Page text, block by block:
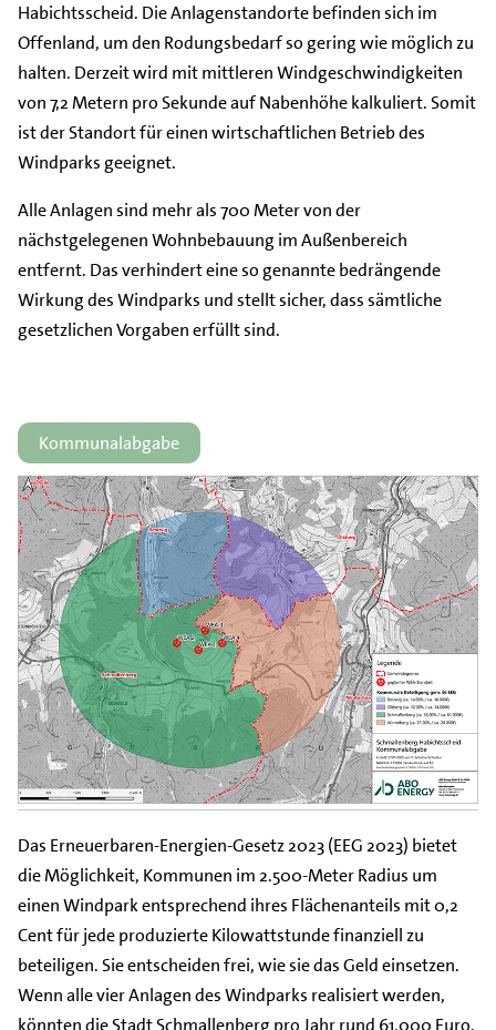
Habichtsscheid. Die Anlagenstandorte befinden sich im
Offenland, um den Rodungsbedarf so gering wie möglich zu
halten. Derzeit wird mit mittleren Windgeschwindigkeiten
von 7,2 Metern pro Sekunde auf Nabenhöhe kalkuliert. Somit
ist der Standort für einen wirtschaftlichen Betrieb des
Windparks geeignet.
Alle Anlagen sind mehr als 700 Meter von der
nächstgelegenen Wohnbebauung im Außenbereich
entfernt. Das verhindert eine so genannte bedrängende
Wirkung des Windparks und stellt sicher, dass sämtliche
gesetzlichen Vorgaben erfüllt sind.
Kommunalabgabe
Das Erneuerbaren-Energien-Gesetz 2023 (EEG 2023) bietet
die Möglichkeit, Kommunen im 2.500-Meter Radius um
einen Windpark entsprechend ihres Flächenanteils mit 0,2
Cent für jede produzierte Kilowattstunde finanziell zu
beteiligen. Sie entscheiden frei, wie sie das Geld einsetzen.
Wenn alle vier Anlagen des Windparks realisiert werden,
könnten die Stadt Schmallenberg pro Jahr rund 61.000 Euro,